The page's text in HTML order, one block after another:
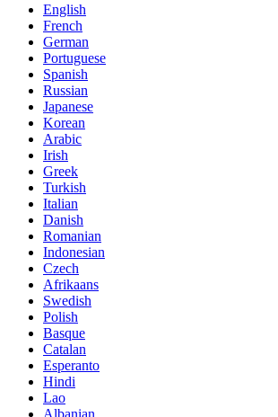
English
French
German
Portuguese
Spanish
Russian
Japanese
Korean
Arabic
Irish
Greek
Turkish
Italian
Danish
Romanian
Indonesian
Czech
Afrikaans
Swedish
Polish
Basque
Catalan
Esperanto
Hindi
Lao
Albanian